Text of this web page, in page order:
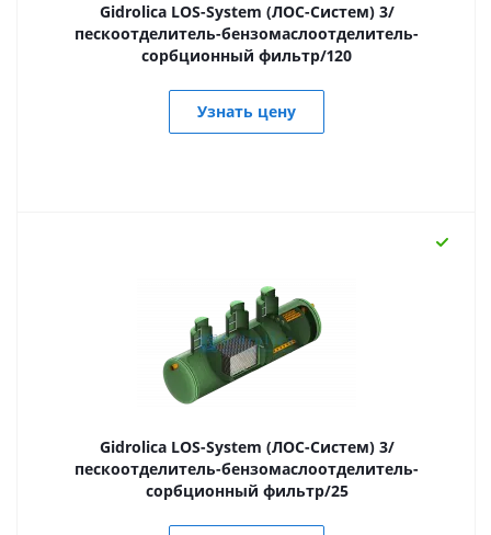
Gidrolica LOS-System (ЛОС-Систем) 3/
пескоотделитель-бензомаслоотделитель-
сорбционный фильтр/120
Узнать цену
Gidrolica LOS-System (ЛОС-Систем) 3/
пескоотделитель-бензомаслоотделитель-
сорбционный фильтр/25